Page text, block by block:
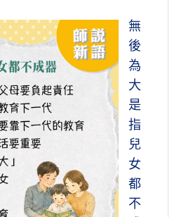
無
後
為
大
是
指
兒
女
都
不